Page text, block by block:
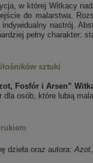
w której Witkacy
do malarstwa.
nastrój.
pełny charakter:
sztuki
Fosfór i Arsen”
osób, które lubią
dzieła oraz autora: